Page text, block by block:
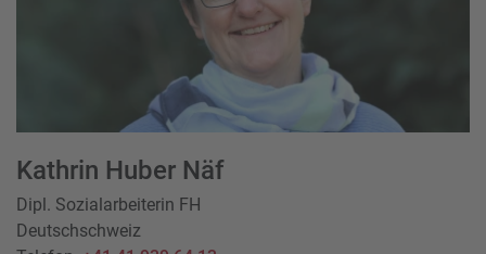
Kathrin Huber Näf
Dipl. Sozialarbeiterin FH
Deutschschweiz